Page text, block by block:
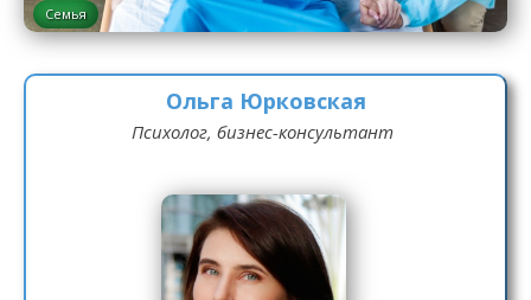
Семья
Ольга Юрковская
Психолог, бизнес-консультант